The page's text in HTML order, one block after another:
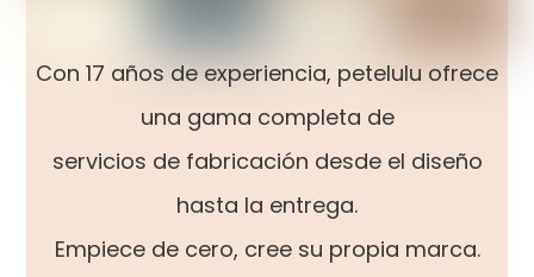
Con 17 años de experiencia, petelulu ofrece
una gama completa de
servicios de fabricación desde el diseño
hasta la entrega.
Empiece de cero, cree su propia marca.